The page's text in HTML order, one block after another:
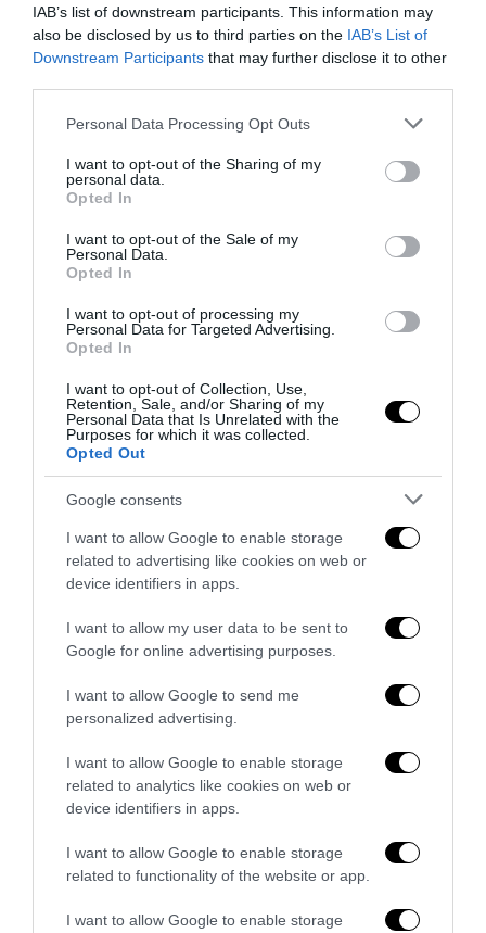
IAB’s list of downstream participants. This information may
also be disclosed by us to third parties on the IAB’s List of
Downstream Participants that may further disclose it to other
Please note that this website/app uses one or more Google
not limited to your visit or usage behaviour. You may click to
grant or deny consent to Google and its third-party tags to
use your data for below specified purposes in below Google
consent section.
Personal Data Processing Opt Outs
I want to opt-out of the Sharing of my
personal data.
Opted In
I want to opt-out of the Sale of my
Personal Data.
Opted In
I want to opt-out of processing my
Personal Data for Targeted Advertising.
Opted In
I want to opt-out of Collection, Use,
Retention, Sale, and/or Sharing of my
Personal Data that Is Unrelated with the
Purposes for which it was collected.
Opted Out
Google consents
I want to allow Google to enable storage
related to advertising like cookies on web or
device identifiers in apps.
I want to allow my user data to be sent to
Google for online advertising purposes.
I want to allow Google to send me
personalized advertising.
I want to allow Google to enable storage
related to analytics like cookies on web or
device identifiers in apps.
I want to allow Google to enable storage
related to functionality of the website or app.
I want to allow Google to enable storage
25 Luglio 2026
23 Luglio 2026
Uno sguardo sull’India: attese, aspettative, equilibri di
una nazione composita
20 Luglio 2026